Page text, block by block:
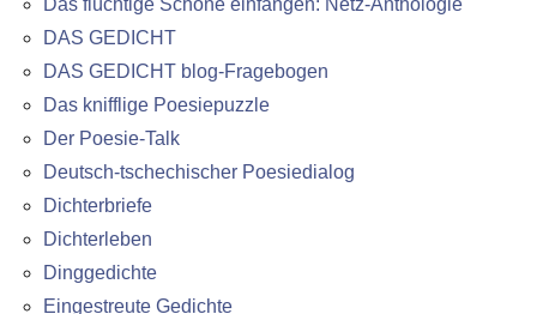
Das flüchtige Schöne einfangen: Netz-Anthologie
DAS GEDICHT
DAS GEDICHT blog-Fragebogen
Das knifflige Poesiepuzzle
Der Poesie-Talk
Deutsch-tschechischer Poesiedialog
Dichterbriefe
Dichterleben
Dinggedichte
Eingestreute Gedichte